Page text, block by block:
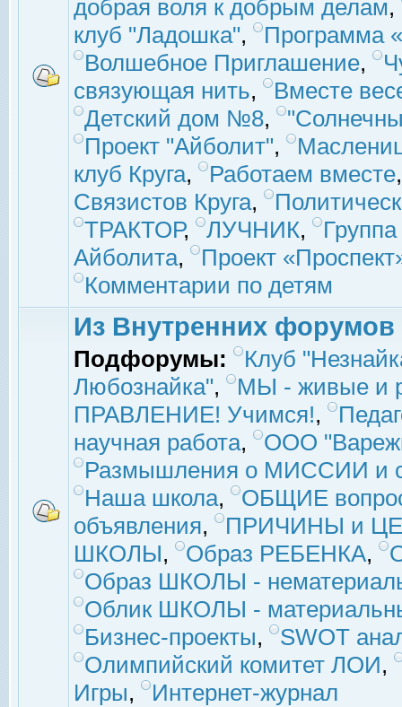
добрая воля к добрым делам,
клуб "Ладошка",
Программа
Волшебное Приглашение,
связующая нить,
Вместе
Детский дом №8,
Проект "Айболит",
клуб Круга, Работаем вместе
Связистов Круга,
ТРАКТОР, ЛУЧНИК,
Айболита,
Проект
Комментарии по детям
Из Внутренних форумов
Подфорумы:
Клуб
Любознайка",
МЫ - живые и
ПРАВЛЕНИЕ! Учимся!,
научная работа,
ООО
Размышления о МИССИИ и
Наша школа,
ОБЩИЕ
объявления,
ПРИЧИНЫ и
ШКОЛЫ, Образ РЕБЕНКА,
Образ ШКОЛЫ -
Облик ШКОЛЫ -
Бизнес-проекты,
SWOT
Олимпийский комитет ЛОИ,
Игры, Интернет-журнал